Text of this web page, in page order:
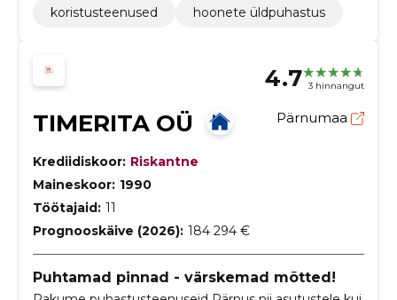
koristusteenused
hoonete üldpuhastus
4.7 3 hinnangut
TIMERITA OÜ Pärnumaa
Krediidiskoor: Riskantne
Maineskoor: 1990
Töötajaid: 11
Prognooskäive (2026): 184 294 €
Puhtamad pinnad - värskemad mõtted!